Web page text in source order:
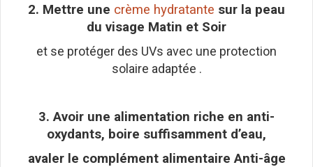
2. Mettre une crème hydratante sur la peau
du visage Matin et Soir
et se protéger des UVs avec une protection
solaire adaptée .
3. Avoir une alimentation riche en anti-
oxydants, boire suffisamment d’eau,
avaler le complément alimentaire Anti-âge